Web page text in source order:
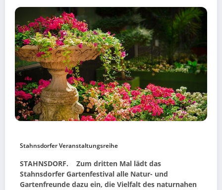
Stahnsdorfer Veranstaltungsreihe
STAHNSDORF. Zum dritten Mal lädt das
Stahnsdorfer Gartenfestival alle Natur- und
Gartenfreunde dazu ein, die Vielfalt des naturnahen